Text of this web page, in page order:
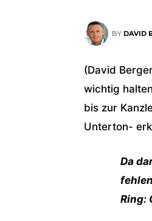
BY DAVID
(David
wichtig
bis zur
Unterton-
Da
Ring: